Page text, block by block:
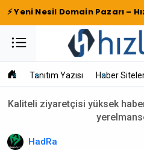
⚡ Yeni Nesil Domain Pazarı –
Tanıtım Yazısı Haber
Kaliteli ziyaretçisi yüksek
HadRa